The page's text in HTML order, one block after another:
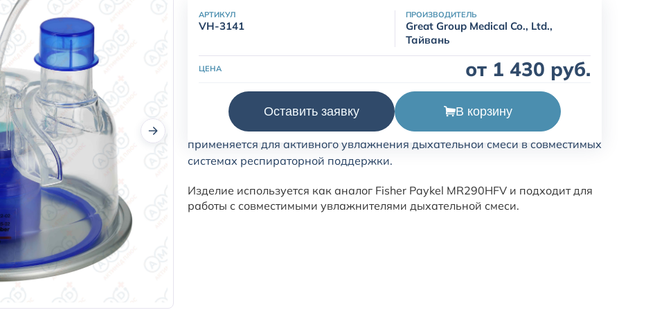
АРТИКУЛ
VH-3141
ПРОИЗВОДИТЕЛЬ
Great Group Medical Co., Ltd.,
Тайвань
ЦЕНА от 1 430 руб.
Оставить заявку
В корзину
Одноразовая камера увлажнителя VH-3141 с автозаполнением
применяется для активного увлажнения дыхательной смеси в совместимых
системах респираторной поддержки.
Изделие используется как аналог Fisher Paykel MR290HFV и подходит для
работы с совместимыми увлажнителями дыхательной смеси.